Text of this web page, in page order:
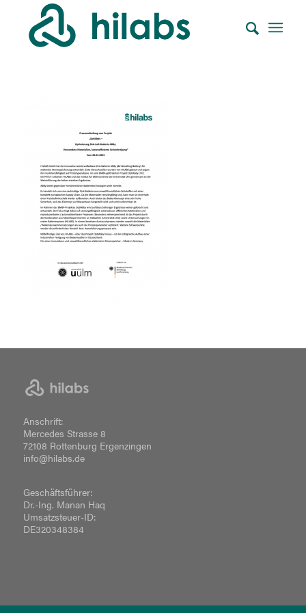
Anschrift:
Mercedes Strasse 8
72108 Rottenburg Ergenzingen
info@hilabs.de
Geschäftsführer:
Dr.-Ing. Manan Haq
Umsatzsteuer-ID:
DE320348384